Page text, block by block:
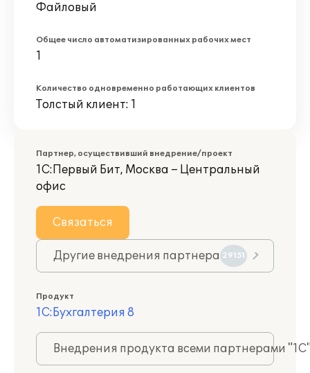
Файловый
Общее число автоматизированных рабочих мест
1
Количество одновременно работающих клиентов
Толстый клиент: 1
Партнер, осуществивший внедрение/проект
1С:Первый Бит, Москва – Центральный
офис
Связаться
Другие внедрения партнера 29151
Продукт
1С:Бухгалтерия 8
Внедрения продукта всеми партнерами